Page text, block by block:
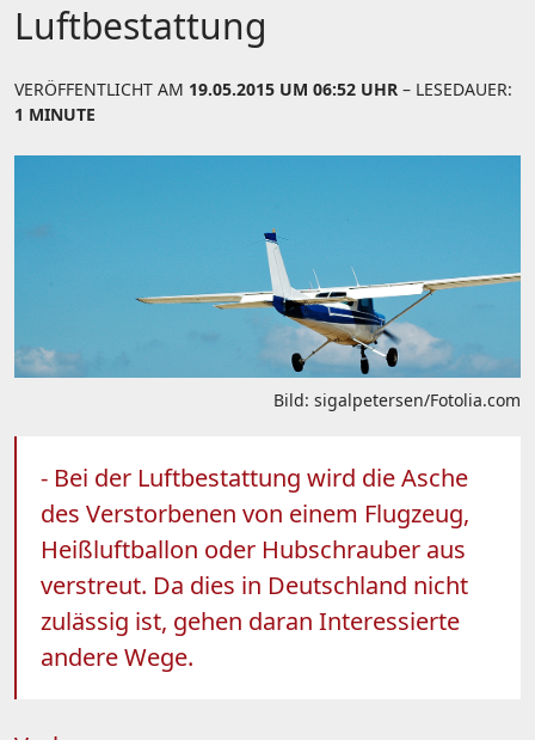
Luftbestattung
VERÖFFENTLICHT AM 19.05.2015 UM 06:52 UHR – LESEDAUER:
1 MINUTE
Bild: sigalpetersen/Fotolia.com
- Bei der Luftbestattung wird die Asche
des Verstorbenen von einem Flugzeug,
Heißluftballon oder Hubschrauber aus
verstreut. Da dies in Deutschland nicht
zulässig ist, gehen daran Interessierte
andere Wege.